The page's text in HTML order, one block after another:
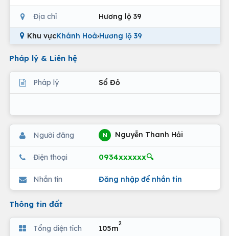
Địa chỉ Hương lộ 39
Khu vựcKhánh Hoà›Hương lộ 39
Pháp lý & Liên hệ
Pháp lý Sổ Đỏ
Người đăng N Nguyễn Thanh Hải
Điện thoại 0934xxxxxx🔍
Nhắn tin Đăng nhập để nhắn tin
Thông tin đất
Tổng diện tích 105m
2